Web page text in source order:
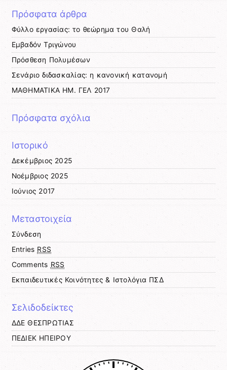
Πρόσφατα άρθρα
Φύλλο εργασίας: το θεώρημα του Θαλή
Εμβαδόν Τριγώνου
Πρόσθεση Πολυμέσων
Σενάριο διδασκαλίας: η κανονική κατανομή
ΜΑΘΗΜΑΤΙΚΑ ΗΜ. ΓΕΛ 2017
Πρόσφατα σχόλια
Ιστορικό
Δεκέμβριος 2025
Νοέμβριος 2025
Ιούνιος 2017
Μεταστοιχεία
Σύνδεση
Entries RSS
Comments RSS
Εκπαιδευτικές Κοινότητες & Ιστολόγια ΠΣΔ
Σελιδοδείκτες
ΔΔΕ ΘΕΣΠΡΩΤΙΑΣ
ΠΕΔΙΕΚ ΗΠΕΙΡΟΥ